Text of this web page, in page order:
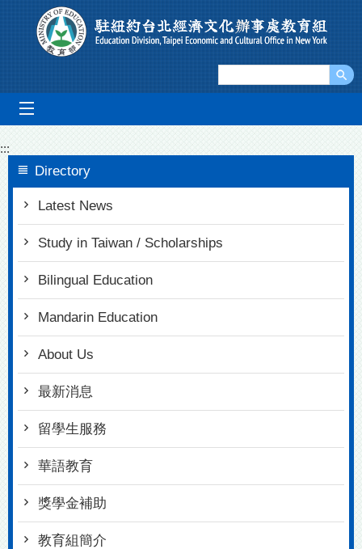
Go To Content
:::
Directory
Latest News
Study in Taiwan / Scholarships
Bilingual Education
Mandarin Education
About Us
最新消息
留學生服務
華語教育
獎學金補助
教育組簡介